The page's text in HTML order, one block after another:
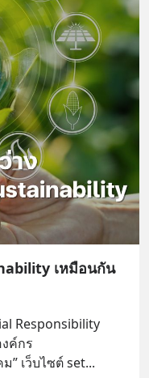
เหมือนกัน
Responsibility
ค์กร
” เว็บไซต์ set...